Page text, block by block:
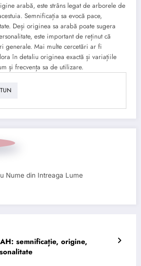
arabă, este strâns legat de arborele de
Semnificația sa evocă pace,
Deși originea sa arabă poate sugera
este important de reținut că
generale. Mai multe cercetări ar fi
în detaliu originea exactă și variațiile
și frecvența sa de utilizare.
Nume din Intreaga Lume
semnificație, origine,